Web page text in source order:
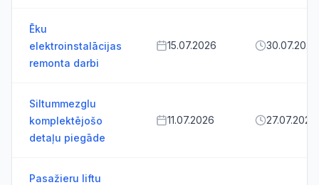
Ēku
elektroinstalācijas
remonta darbi
15.07.2026 30.07.2026
Siltummezglu
komplektējošo
detaļu piegāde
11.07.2026 27.07.2026
Pasažieru liftu